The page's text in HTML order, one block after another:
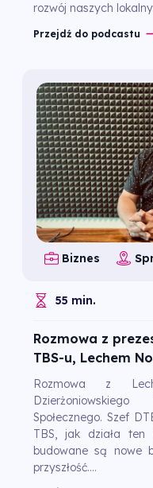
rozwój naszych
Przejdź do podcastu
Biznes
55 min.
Rozmowa z
TBS-u, Lechem
Rozmowa z
Społecznego. Szef
TBS, jak działa ten
budowane są nowe
przyszłość....